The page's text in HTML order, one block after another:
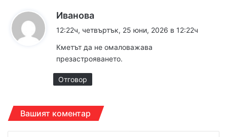
Иванова
а
:
12:22ч, четвъртък, 25 юни, 2026 в 12:22ч
Кметът да не омаловажава
презастрояването.
Отговор
Вашият коментар